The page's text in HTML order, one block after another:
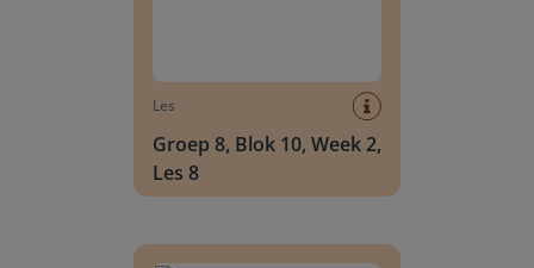
Les
Groep 8, Blok 10, Week 2,
Les 8